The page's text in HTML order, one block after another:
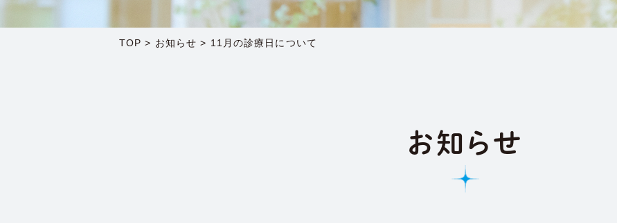
TOP > お知らせ > 11月の診療日について
お知らせ